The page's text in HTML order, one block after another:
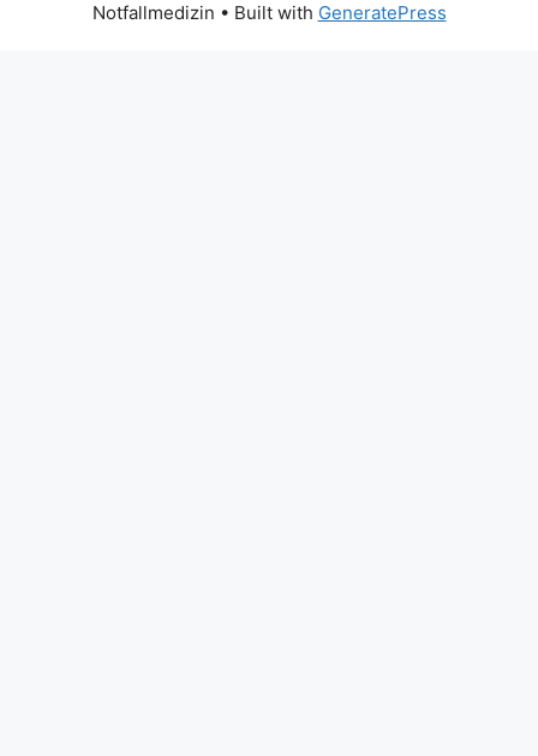
Notfallmedizin • Built with GeneratePress